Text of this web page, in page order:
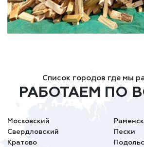
Список городов где мы
РАБОТАЕМ ПО
Московский
Свердловский
Пески
Кратово